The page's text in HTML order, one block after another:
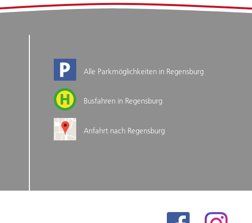
Alle Parkmöglichkeiten in Regensburg
Busfahren in Regensburg
Anfahrt nach Regensburg